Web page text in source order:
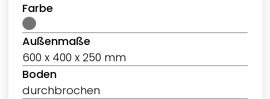
Farbe
Außenmaße
600 x 400 x 250 mm
Boden
durchbrochen